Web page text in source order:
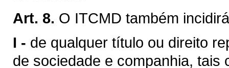
Art. 8. O ITCMD também
I - de qualquer título ou direito
de sociedade e companhia, tais